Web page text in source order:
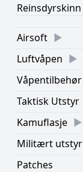
Reinsdyrskinn
Airsoft
Luftvåpen
Våpentilbehør
Taktisk Utstyr
Kamuflasje
Militært utstyr
Patches